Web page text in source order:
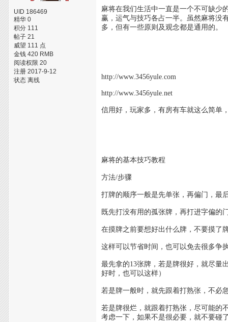
UID 186469
精华 0
积分 111
帖子 21
威望 111 点
金钱 420 RMB
阅读权限 20
注册 2017-9-12
状态 离线
麻将在我们生活中一直是一个不可缺少
赢，运气与技巧各占一半。虽然麻将没
多，但有一些原则及观念都是通用的。
http://www.3456yule.com
http://www.3456yule.net
信用好，玩家多，有房有车就这么简单
麻将的基本技巧教程
方法/步骤
打牌的顺序一般是先单张，再偏门，最
既先打没有用的孤张牌，再打进字偏的
在摸牌之前要想好出什么牌，不要摸了
这样可以节省时间，也可以免去很多争
最先拿的13张牌，若是牌很好，就尽量
好时，也可以这样）
若是牌一般时，就先跟着打熟张，不必
若是牌很烂，就跟着打熟张，尽可能的
考虑一下，如果不是很必要，就不要碰